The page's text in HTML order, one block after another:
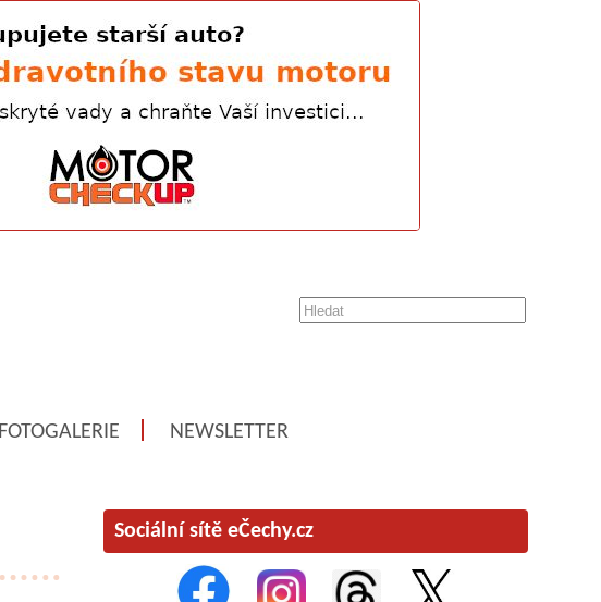
FOTOGALERIE NEWSLETTER
Sociální sítě eČechy.cz